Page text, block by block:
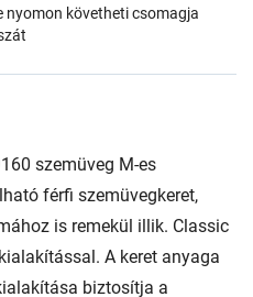
nyomon követheti csomagja
szemüveg M-es
férfi szemüvegkeret,
is remekül illik. Classic
A keret anyaga
biztosítja a